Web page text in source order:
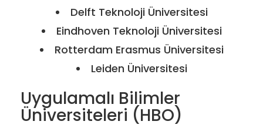
Delft Teknoloji Üniversitesi
Eindhoven Teknoloji Üniversitesi
Rotterdam Erasmus Üniversitesi
Leiden Üniversitesi
Uygulamalı Bilimler
Üniversiteleri (HBO)